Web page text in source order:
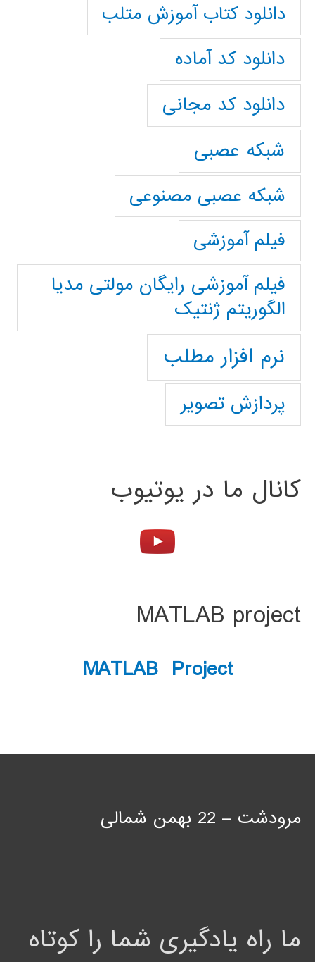
دانلود کتاب آموزش متلب
دانلود کد آماده
دانلود کد مجانی
شبکه عصبی
شبکه عصبی مصنوعی
فیلم آموزشی
فیلم آموزشی رایگان مولتی مدیا
الگوریتم ژنتیک
نرم افزار مطلب
پردازش تصویر
کانال ما در یوتیوب
MATLAB project
MATLAB Project
مرودشت – 22 بهمن شمالی
ما راه یادگیری شما را کوتاه